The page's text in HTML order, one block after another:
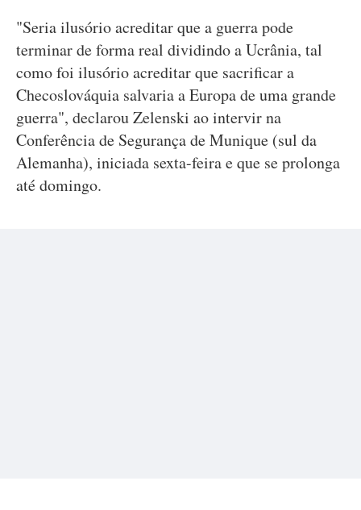
"Seria ilusório acreditar que a guerra pode
terminar de forma real dividindo a Ucrânia, tal
como foi ilusório acreditar que sacrificar a
Checoslováquia salvaria a Europa de uma grande
guerra", declarou Zelenski ao intervir na
Conferência de Segurança de Munique (sul da
Alemanha), iniciada sexta-feira e que se prolonga
até domingo.